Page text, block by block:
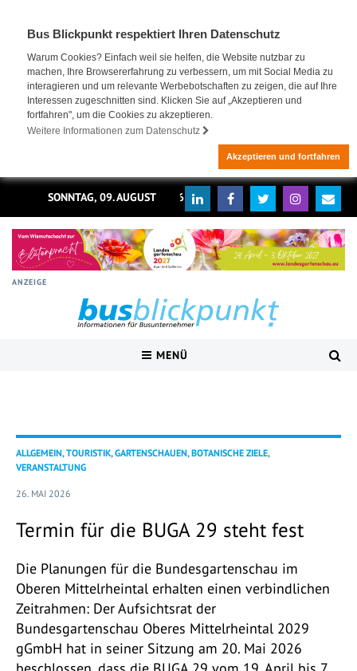
Bus Blickpunkt respektiert Ihren Datenschutz
Warum Cookies? Einfach weil sie helfen, die Website nutzbar zu
machen, Ihre Browsererfahrung zu verbessern, um mit Social Media zu
interagieren und um relevante Werbebotschaften zu zeigen, die auf Ihre
Interessen zugeschnitten sind. Klicken Sie auf „Akzeptieren und
fortfahren", um die Cookies zu akzeptieren.
Weitere Informationen zum Datenschutz
Akzeptieren und fortfahren
SONNTAG, 09. AUGUST 2026
ANZEIGE
MENÜ
ALLGEMEIN, TOURISTIK, GARTENSCHAUEN, BOTANISCHE ZIELE,
VERANSTALTUNG
26. MAI 2026
Termin für die BUGA 29 steht fest
Die Planungen für die Bundesgartenschau im
Oberen Mittelrheintal erhalten einen verbindlichen
Zeitrahmen: Der Aufsichtsrat der
Bundesgartenschau Oberes Mittelrheintal 2029
gGmbH hat in seiner Sitzung am 20. Mai 2026